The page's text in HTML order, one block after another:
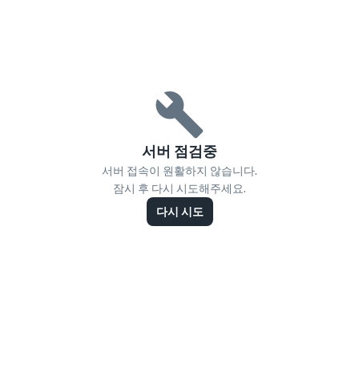
서버 점검중
서버 접속이 원활하지 않습니다.
잠시 후 다시 시도해주세요.
다시 시도